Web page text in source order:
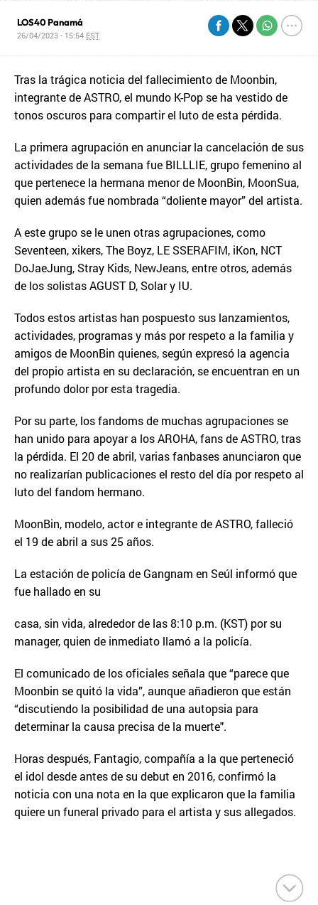
LOS40 Panamá
26/04/2023 - 15:54 EST
Tras la trágica noticia del fallecimiento de Moonbin,
integrante de ASTRO, el mundo K-Pop se ha vestido de
tonos oscuros para compartir el luto de esta pérdida.
La primera agrupación en anunciar la cancelación de sus
actividades de la semana fue BILLLIE, grupo femenino al
que pertenece la hermana menor de MoonBin, MoonSua,
quien además fue nombrada “doliente mayor” del artista.
A este grupo se le unen otras agrupaciones, como
Seventeen, xikers, The Boyz, LE SSERAFIM, iKon, NCT
DoJaeJung, Stray Kids, NewJeans, entre otros, además
de los solistas AGUST D, Solar y IU.
Todos estos artistas han pospuesto sus lanzamientos,
actividades, programas y más por respeto a la familia y
amigos de MoonBin quienes, según expresó la agencia
del propio artista en su declaración, se encuentran en un
profundo dolor por esta tragedia.
Por su parte, los fandoms de muchas agrupaciones se
han unido para apoyar a los AROHA, fans de ASTRO, tras
la pérdida. El 20 de abril, varias fanbases anunciaron que
no realizarían publicaciones el resto del día por respeto al
luto del fandom hermano.
MoonBin, modelo, actor e integrante de ASTRO, falleció
el 19 de abril a sus 25 años.
La estación de policía de Gangnam en Seúl informó que
fue hallado en su
casa, sin vida, alrededor de las 8:10 p.m. (KST) por su
manager, quien de inmediato llamó a la policía.
El comunicado de los oficiales señala que “parece que
Moonbin se quitó la vida”, aunque añadieron que están
“discutiendo la posibilidad de una autopsia para
determinar la causa precisa de la muerte".
Horas después, Fantagio, compañía a la que perteneció
el idol desde antes de su debut en 2016, confirmó la
noticia con una nota en la que explicaron que la familia
quiere un funeral privado para el artista y sus allegados.